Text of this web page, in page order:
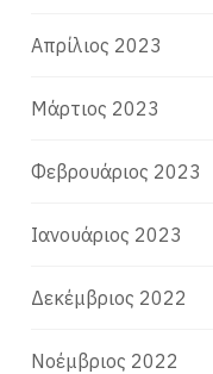
Απρίλιος 2023
Μάρτιος 2023
Φεβρουάριος 2023
Ιανουάριος 2023
Δεκέμβριος 2022
Νοέμβριος 2022